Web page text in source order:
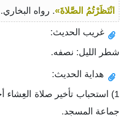
انْتَظَرْتُمُ الصَّلاةَ». رواه البخاري.
غريب الحديث:
شطر الليل: نصفه.
هداية الحديث:
1) استحباب تأخير صلاة
جماعة المسجد.